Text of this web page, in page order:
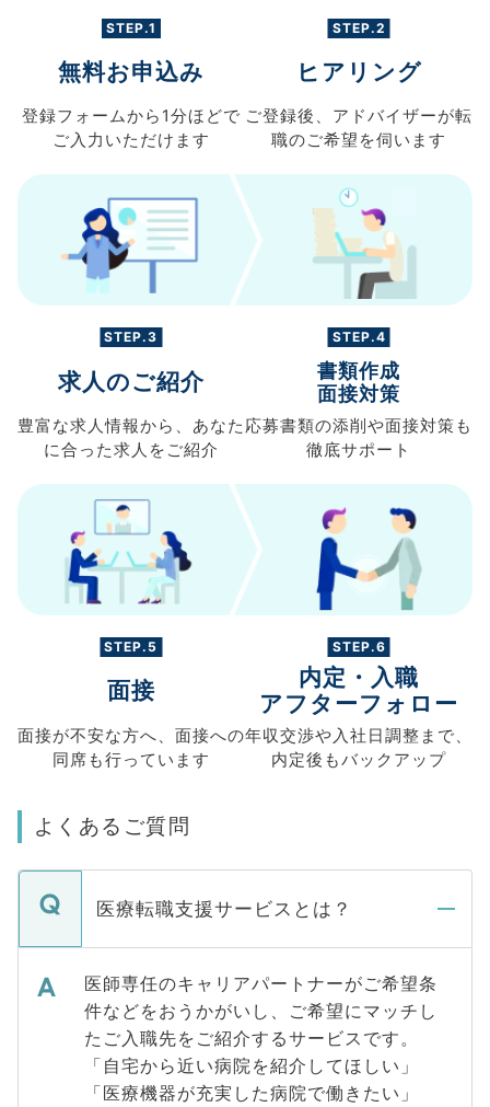
STEP.1
無料お申込み
登録フォームから 1分ほどで
ご入力 いただけます
STEP.2
ヒアリング
ご登録後、 アドバイザーが転
職のご希望を伺います
STEP.3
求人のご紹介
豊富な求人情報から、 あなた
に合った求人を ご紹介
STEP.4
書類作成
面接対策
応募書類の添削や面接対策も
徹底サポート
STEP.5
面接
面接が不安な方へ、 面接への
同席も行っています
STEP.6
内定・入職
アフターフォロー
年収交渉や 入社日調整まで、
内定後もバックアップ
よくあるご質問
医療転職支援サービスとは？
医師専任のキャリアパートナーがご希望条
件などをおうかがいし、ご希望にマッチし
たご入職先をご紹介するサービスです。
「自宅から近い病院を紹介してほしい」
「医療機器が充実した病院で働きたい」